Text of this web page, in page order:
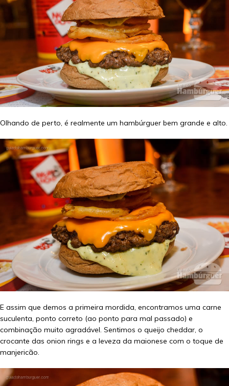
Olhando de perto, é realmente um hambúrguer bem grande e alto.
E assim que demos a primeira mordida, encontramos uma carne
suculenta, ponto correto (ao ponto para mal passado) e
combinação muito agradável. Sentimos o queijo cheddar, o
crocante das onion rings e a leveza da maionese com o toque de
manjericão.